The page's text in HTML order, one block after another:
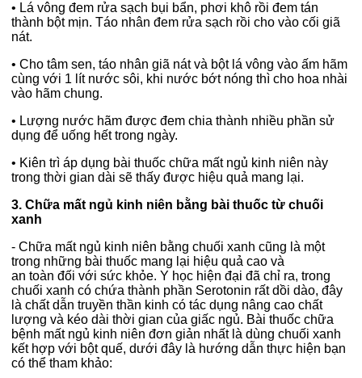
• Lá vông đem rửa sạch bụi bẩn, phơi khô rồi đem tán
thành bột mịn. Táo nhân đem rửa sạch rồi cho vào cối giã
nát.
• Cho tâm sen, táo nhân giã nát và bột lá vông vào ấm hãm
cùng với 1 lít nước sôi, khi nước bớt nóng thì cho hoa nhài
vào hãm chung.
• Lượng nước hãm được đem chia thành nhiều phần sử
dụng để uống hết trong ngày.
• Kiên trì áp dụng bài thuốc chữa mất ngủ kinh niên này
trong thời gian dài sẽ thấy được hiệu quả mang lại.
3. Chữa mất ngủ kinh niên bằng bài thuốc từ chuối
xanh
- Chữa mất ngủ kinh niên bằng chuối xanh cũng là một
trong những bài thuốc mang lại hiệu quả cao và
an toàn đối với sức khỏe. Y học hiện đại đã chỉ ra, trong
chuối xanh có chứa thành phần Serotonin rất dồi dào, đây
là chất dẫn truyền thần kinh có tác dụng nâng cao chất
lượng và kéo dài thời gian của giấc ngủ. Bài thuốc chữa
bệnh mất ngủ kinh niên đơn giản nhất là dùng chuối xanh
kết hợp với bột quế, dưới đây là hướng dẫn thực hiện bạn
có thể tham khảo: